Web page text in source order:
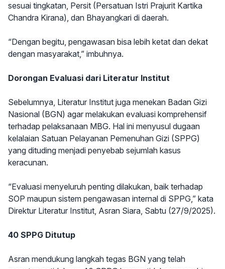
sesuai tingkatan, Persit (Persatuan Istri Prajurit Kartika
Chandra Kirana), dan Bhayangkari di daerah.
“Dengan begitu, pengawasan bisa lebih ketat dan dekat
dengan masyarakat,” imbuhnya.
Dorongan Evaluasi dari Literatur Institut
Sebelumnya, Literatur Institut juga menekan Badan Gizi
Nasional (BGN) agar melakukan evaluasi komprehensif
terhadap pelaksanaan MBG. Hal ini menyusul dugaan
kelalaian Satuan Pelayanan Pemenuhan Gizi (SPPG)
yang dituding menjadi penyebab sejumlah kasus
keracunan.
“Evaluasi menyeluruh penting dilakukan, baik terhadap
SOP maupun sistem pengawasan internal di SPPG,” kata
Direktur Literatur Institut, Asran Siara, Sabtu (27/9/2025).
40 SPPG Ditutup
Asran mendukung langkah tegas BGN yang telah